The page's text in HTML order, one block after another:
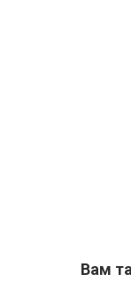
Вам